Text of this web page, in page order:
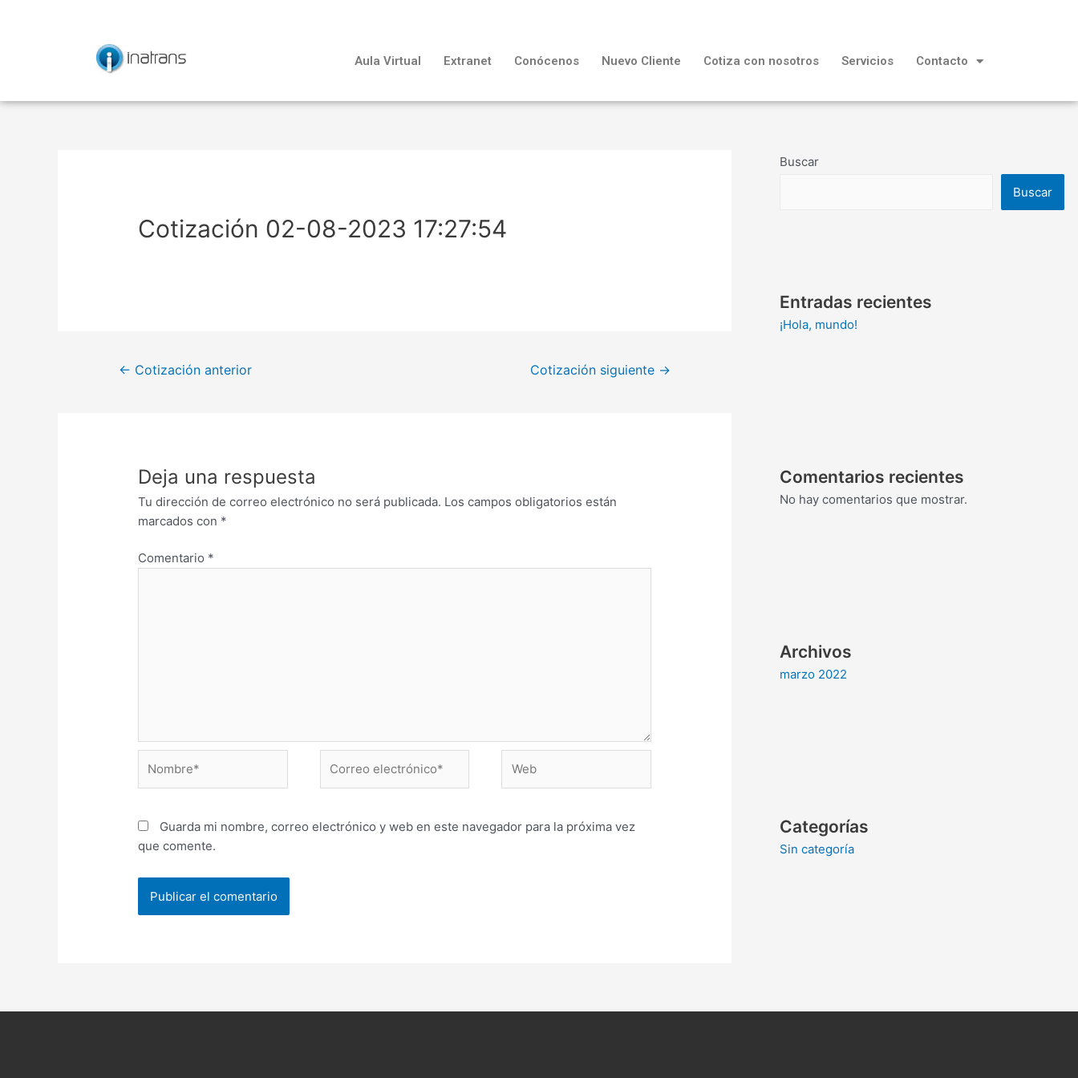
Aula Virtual Extranet Conócenos Nuevo Cliente Cotiza con nosotros Servicios Contacto
Cotización 02-08-2023 17:27:54
entradas
← Cotización anterior Cotización siguiente →
Deja una respuesta
Tu dirección de correo electrónico no será publicada. Los campos obligatorios están
marcados con *
Comentario *
electrónico*
Guarda mi nombre, correo electrónico y web en este navegador para la próxima vez
que comente.
Buscar
Buscar
Entradas recientes
¡Hola, mundo!
Comentarios recientes
No hay comentarios que mostrar.
Archivos
marzo 2022
Categorías
Sin categoría